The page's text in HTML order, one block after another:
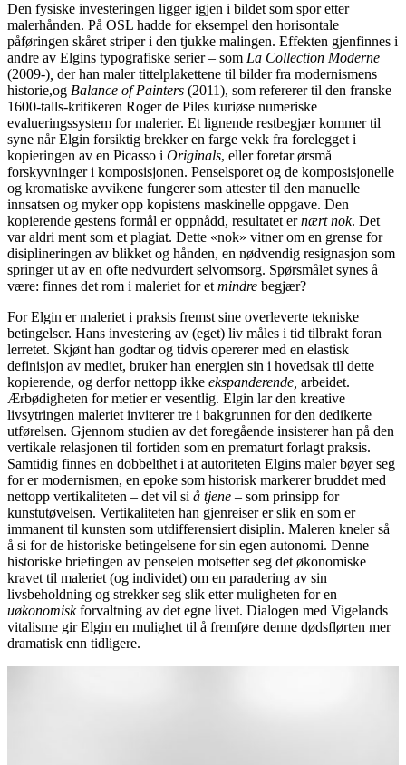
Den fysiske investeringen ligger igjen i bildet som spor etter
malerhånden. På OSL hadde for eksempel den horisontale
påføringen skåret striper i den tjukke malingen. Effekten gjenfinnes i
andre av Elgins typografiske serier – som La Collection Moderne
(2009-) der han maler tittelplakettene til bilder fra modernismens
historie,og Balance of Painters (2011), som refererer til den franske
1600-talls-kritikeren Roger de Piles kuriøse numeriske
evalueringssystem for malerier. Et lignende restbegjær kommer til
syne når Elgin forsiktig brekker en farge vekk fra forelegget i
kopieringen av en Picasso i Originals, eller foretar ørsmå
forskyvninger i komposisjonen. Penselsporet og de komposisjonelle
og kromatiske avvikene fungerer som attester til den manuelle
innsatsen og myker opp kopistens maskinelle oppgave. Den
kopierende gestens formål er oppnådd, resultatet ernært nok. Det
var aldri ment som et plagiat. Dette «nok» vitner om en grense for
disiplineringen av blikket og hånden, en nødvendig resignasjon som
springer ut av en ofte nedvurdert selvomsorg. Spørsmålet synes å
være: finnes det rom i maleriet for et mindre begjær?
For Elgin er maleriet i praksis fremst sine overleverte tekniske
betingelser. Hans investering av (eget) liv måles i tid tilbrakt foran
lerretet. Skjønt han godtar og tidvis opererer med en elastisk
definisjon av mediet, bruker han energien sin i hovedsak til dette
kopierende, og derfor nettopp ikke ekspanderende, arbeidet.
Ærbødigheten for metier er vesentlig. Elgin lar den kreative
livsytringen maleriet inviterer tre i bakgrunnen for den dedikerte
utførelsen. Gjennom studien av det foregående insisterer han på den
vertikale relasjonen til fortiden som en prematurt forlagt praksis.
Samtidig finnes en dobbelthet i at autoriteten Elgins maler bøyer seg
for er modernismen, en epoke som historisk markerer bruddet med
nettopp vertikaliteten – det vil si å tjene – som prinsipp for
kunstutøvelsen. Vertikaliteten han gjenreiser er slik en som er
immanent til kunsten som utdifferensiert disiplin. Maleren kneler så
å si for de historiske betingelsene for sin egen autonomi. Denne
historiske briefingen av penselen motsetter seg det økonomiske
kravet til maleriet (og individet) om en paradering av sin
livsbeholdning og strekker seg slik etter muligheten for en
uøkonomiskforvaltning av det egne livet. Dialogen med Vigelands
vitalisme gir Elgin en mulighet til å fremføre denne dødsflørten mer
dramatisk enn tidligere.